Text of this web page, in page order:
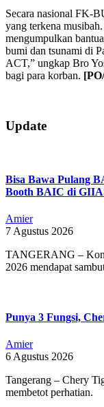
Secara nasional FK-
yang terkena
mengumpulkan
bumi dan tsunami di
ACT,” ungkap Bro
bagi para korban.
2019-
09-
Update
Bisa Bawa Pulang
Booth BAIC di
Amier
7 Agustus 2026
TANGERANG –
2026 mendapat
Punya 3 Fungsi,
Amier
6 Agustus 2026
Tangerang – Chery
membetot perhatian.